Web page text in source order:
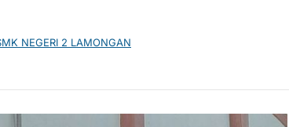
NEGERI 2 LAMONGAN